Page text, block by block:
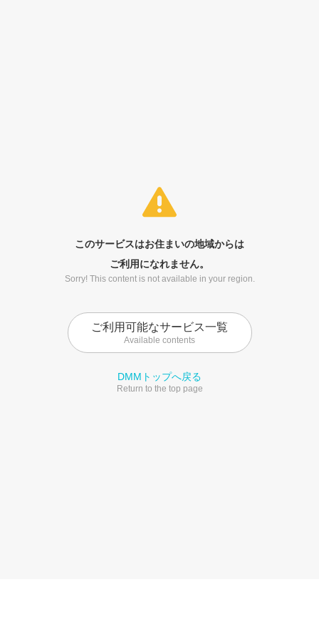
このサービスはお住まいの地域からは
ご利用になれません。
Sorry! This content is not available in your region.
ご利用可能なサービス一覧
Available contents
DMMトップへ戻る
Return to the top page